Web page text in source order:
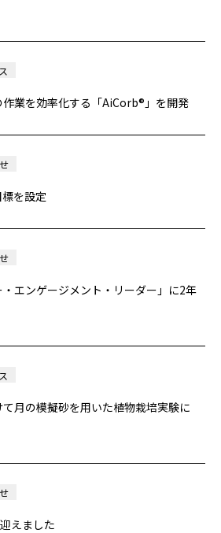
業を効率化する「AiCorb®」を開発
を設定
エンゲージメント・リーダー」に2年
月の模擬砂を用いた植物栽培実験に
えました